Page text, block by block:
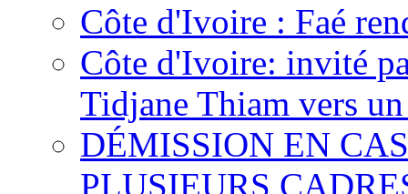
Côte d'Ivoire : Faé
Côte d'Ivoire: invité
Tidjane Thiam vers
DÉMISSION EN
PLUSIEURS